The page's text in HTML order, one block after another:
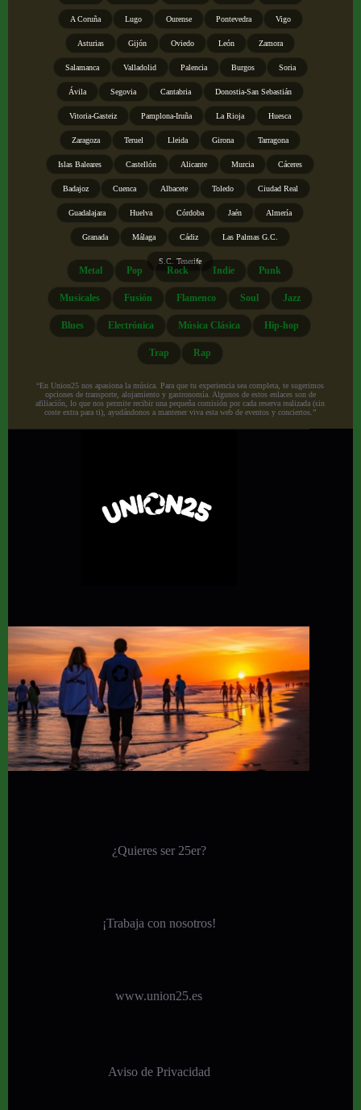
A Coruña Lugo Ourense Pontevedra Vigo
Asturias Gijón Oviedo León Zamora
Salamanca Valladolid Palencia Burgos Soria
Ávila Segovia Cantabria Donostia-San Sebastián
Vitoria-Gasteiz Pamplona-Iruña La Rioja Huesca
Zaragoza Teruel Lleida Girona Tarragona
Islas Baleares Castellón Alicante Murcia Cáceres
Badajoz Cuenca Albacete Toledo Ciudad Real
Guadalajara Huelva Córdoba Jaén Almería
Granada Málaga Cádiz Las Palmas G.C.
S.C. Tenerife
Metal Pop Rock Indie Punk
Musicales Fusión Flamenco Soul Jazz
Blues Electrónica Música Clásica Hip-hop
Trap Rap
“En Union25 nos apasiona la música. Para que tu experiencia sea completa, te sugerimos
opciones de transporte, alojamiento y gastronomía. Algunos de estos enlaces son de
afiliación, lo que nos permite recibir una pequeña comisión por cada reserva realizada (sin
coste extra para ti), ayudándonos a mantener viva esta web de eventos y conciertos.”
¿Quieres ser 25er?
¡Trabaja con nosotros!
www.union25.es
Aviso de Privacidad